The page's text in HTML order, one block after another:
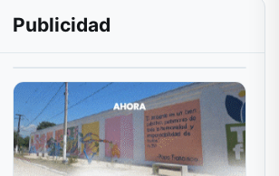
Publicidad